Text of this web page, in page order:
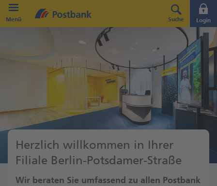
Direkt zur Hauptnavigation (Enter drücken)
Direkt zum Hauptinhalt (Enter drücken)
Direkt zur Suche (Enter drücken)
Menü Suche Login
Herzlich willkommen in Ihrer
Filiale Berlin-Potsdamer-Straße
Wir beraten Sie umfassend zu allen Postbank